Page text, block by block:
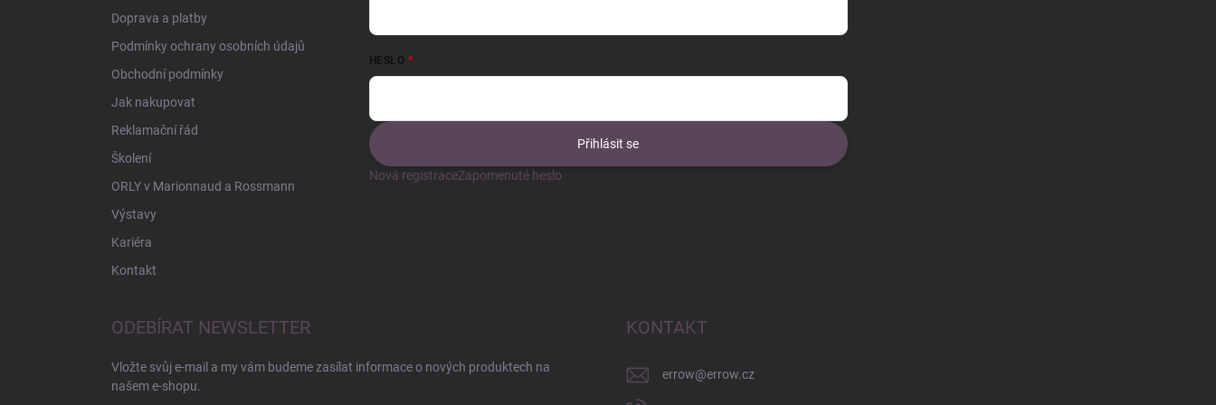
Doprava a platby
Podmínky ochrany osobních údajů
Obchodní podmínky
Jak nakupovat
Reklamační řád
Školení
ORLY v Marionnaud a Rossmann
Výstavy
Kariéra
Kontakt
HESLO
Přihlásit se
Nová registraceZapomenuté heslo
ODEBÍRAT NEWSLETTER
Vložte svůj e-mail a my vám budeme zasílat informace o nových produktech na
našem e-shopu.
KONTAKT
errow@errow.cz